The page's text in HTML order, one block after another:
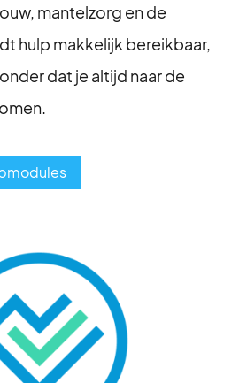
mantelzorg en de
hulp makkelijk bereikbaar,
dat je altijd naar de